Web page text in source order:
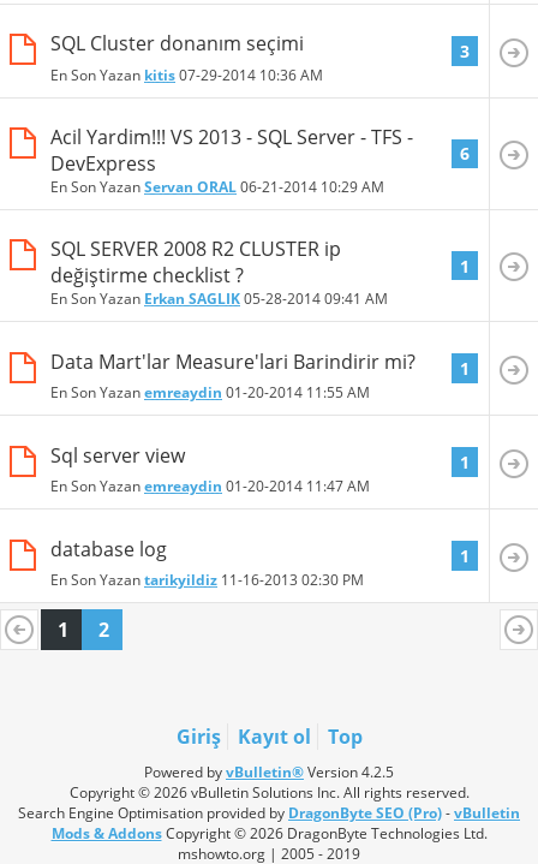
SQL Cluster donanım seçimi
En Son Yazan kitis07-29-2014 10:36 AM
3
Acil Yardim!!! VS 2013 - SQL Server - TFS -
DevExpress
En Son YazanServan ORAL06-21-2014 10:29 AM
6
SQL SERVER 2008 R2 CLUSTER ip
değiştirme checklist ?
En Son Yazan Erkan SAGLIK05-28-201409:41 AM
1
Data Mart'lar Measure'lari Barindirir mi?
En Son Yazanemreaydin 01-20-2014 11:55 AM
1
Sql server view
En Son Yazanemreaydin 01-20-2014 11:47 AM
1
database log
En Son Yazantarikyildiz 11-16-2013 02:30 PM
1
1 2
Giriş Kayıt ol Top
Powered byvBulletin®Version 4.2.5
Copyright © 2026 vBulletin Solutions Inc. All rights reserved.
Search Engine Optimisation provided by DragonByte SEO (Pro)-vBulletin
Mods & AddonsCopyright © 2026 DragonByte Technologies Ltd.
mshowto.org | 2005 - 2019